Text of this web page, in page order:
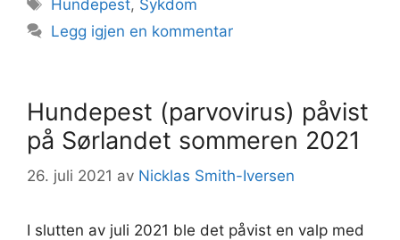
Hundepest, Sykdom
Legg igjen en kommentar
Hundepest (parvovirus) påvist
på Sørlandet sommeren 2021
26. juli 2021 av Nicklas Smith-Iversen
I slutten av juli 2021 ble det påvist en valp med